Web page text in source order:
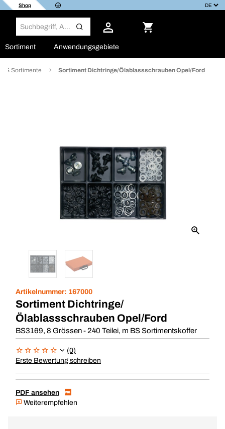
Shop
Sortiment Anwendungsgebiete
BS Sortimente Sortiment Dichtringe/Ölablassschrauben Opel/Ford
Artikelnummer: 167000
Sortiment Dichtringe/
Ölablassschrauben Opel/Ford
BS3169, 8 Grössen - 240 Teilei, m BS Sortimentskoffer
(0)
Erste Bewertung schreiben
PDF ansehen
Weiterempfehlen